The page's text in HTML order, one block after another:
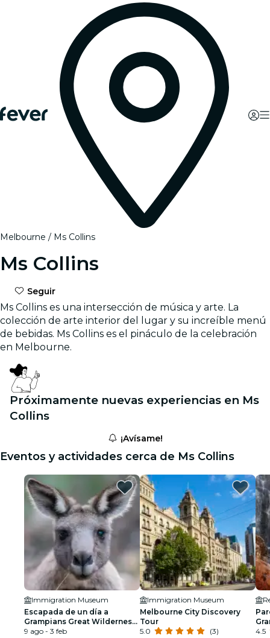
Melbourne Ms Collins
Ms Collins
Seguir
Ms Collins es una intersección de música y arte. La
colección de arte interior del lugar y su increíble menú
de bebidas. Ms Collins es el pináculo de la celebración
en Melbourne.
Próximamente nuevas experiencias en Ms
Collins
¡Avísame!
Eventos y actividades cerca de Ms Collins
Immigration Museum
Escapada de un día a
Grampians Great Wilderness
en grupo reducido con
9 ago - 3 feb
Immigration Museum
Melbourne City Discovery
Tour
5.0
(3)
día
4.5